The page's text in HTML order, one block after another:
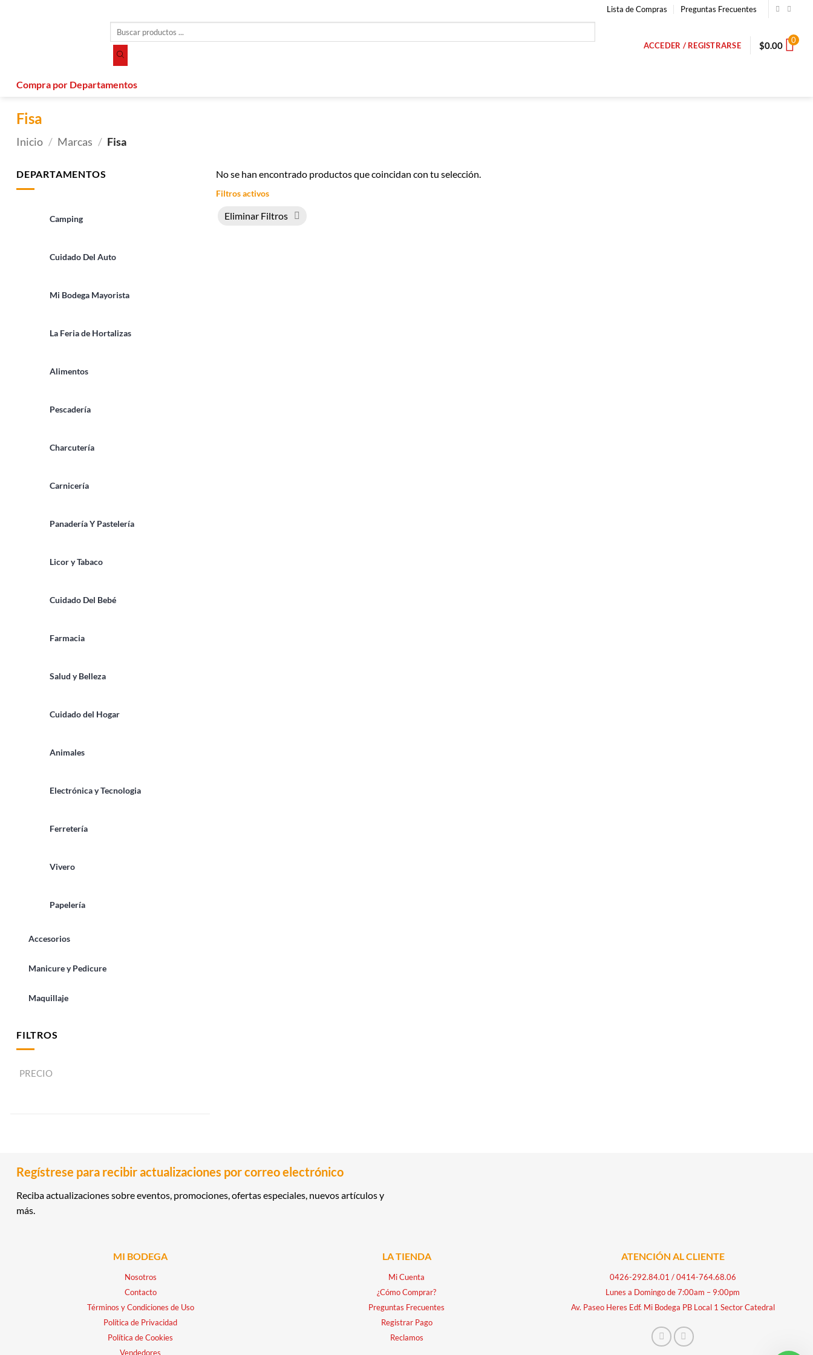
Lista de Compras Preguntas Frecuentes
productos
ACCEDER / REGISTRARSE $0.00 0
Compra por Departamentos
Fisa
Inicio / Marcas / Fisa
DEPARTAMENTOS
Camping
Cuidado Del Auto
Mi Bodega Mayorista
La Feria de Hortalizas
Alimentos
Pescadería
Charcutería
Carnicería
Panadería Y Pastelería
Licor y Tabaco
Cuidado Del Bebé
Farmacia
Salud y Belleza
Cuidado del Hogar
Animales
Electrónica y Tecnologia
Ferretería
Vivero
Papelería
Accesorios
Manicure y Pedicure
Maquillaje
FILTROS
PRECIO
No se han encontrado productos que coincidan con tu selección.
Filtros activos
Eliminar Filtros
Regístrese para recibir actualizaciones por correo electrónico
Reciba actualizaciones sobre eventos, promociones, ofertas especiales, nuevos artículos y
más.
MI BODEGA
Nosotros
Contacto
Términos y Condiciones de Uso
Política de Privacidad
Política de Cookies
Vendedores
LA TIENDA
Mi Cuenta
¿Cómo Comprar?
Preguntas Frecuentes
Registrar Pago
Reclamos
ATENCIÓN AL CLIENTE
0426-292.84.01 /0414-764.68.06
Lunes a Domingo de 7:00am – 9:00pm
Av. Paseo Heres Edf. Mi Bodega PB Local 1 Sector Catedral